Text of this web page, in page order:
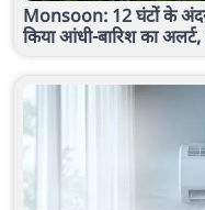
Monsoon: 12 घंटों के अंदर
किया आंधी-बारिश का